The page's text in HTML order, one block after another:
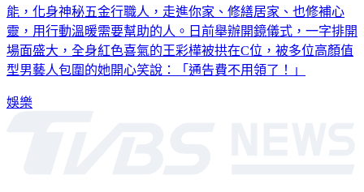
能，化身神秘五金行職人，走進你家、修繕居家、也修補心
靈，用行動溫暖需要幫助的人。日前舉辦開鏡儀式，一字排開
場面盛大，全身紅色喜氣的王彩樺被拱在C位，被多位高顏值
型男藝人包圍的她開心笑說：「通告費不用領了！」
娛樂